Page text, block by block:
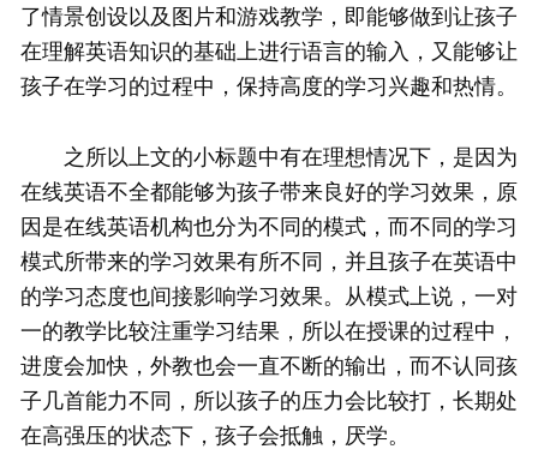
了情景创设以及图片和游戏教学，即能够做到让孩子
在理解英语知识的基础上进行语言的输入，又能够让
孩子在学习的过程中，保持高度的学习兴趣和热情。
之所以上文的小标题中有在理想情况下，是因为
在线英语不全都能够为孩子带来良好的学习效果，原
因是在线英语机构也分为不同的模式，而不同的学习
模式所带来的学习效果有所不同，并且孩子在英语中
的学习态度也间接影响学习效果。从模式上说，一对
一的教学比较注重学习结果，所以在授课的过程中，
进度会加快，外教也会一直不断的输出，而不认同孩
子几首能力不同，所以孩子的压力会比较打，长期处
在高强压的状态下，孩子会抵触，厌学。